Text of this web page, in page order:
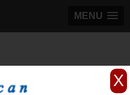
X
MENU